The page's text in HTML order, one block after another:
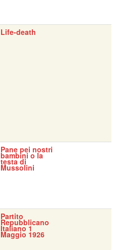
Life-death
Pane pei nostri
bambini o la
testa di
Mussolini
Partito
Repubblicano
Italiano 1
Maggio 1926